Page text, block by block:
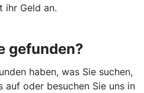
ihr Geld an.
gefunden?
haben, was Sie suchen,
auf oder besuchen Sie uns in